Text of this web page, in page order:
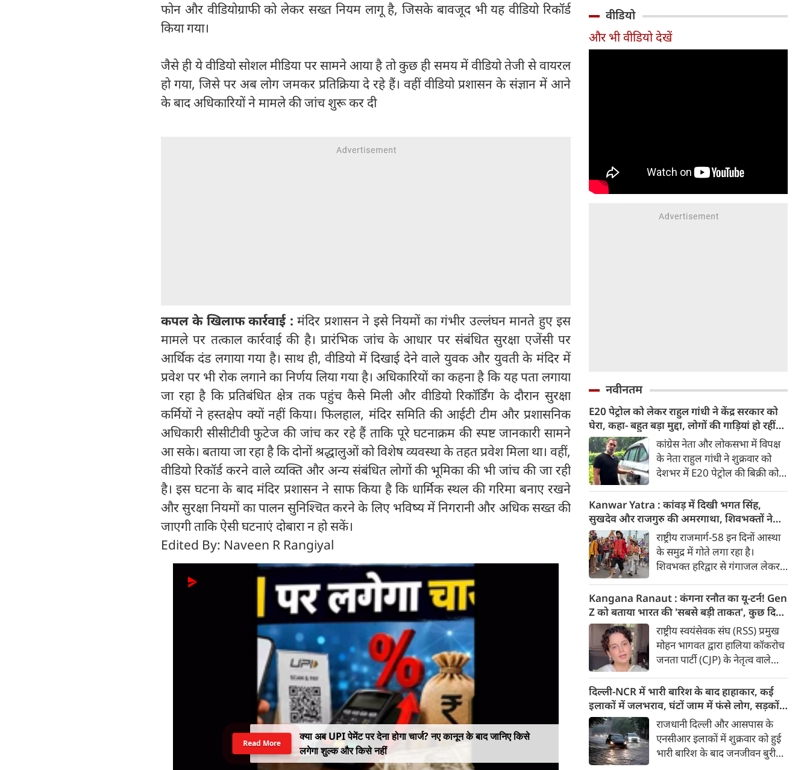
फोन और वीडियोग्राफी को लेकर सख्त नियम लागू है, जिसके बावजूद भी यह वीडियो रिकॉर्ड
किया गया।
जैसे ही ये वीडियो सोशल मीडिया पर सामने आया है तो कुछ ही समय में वीडियो तेजी से वायरल
हो गया, जिसे पर अब लोग जमकर प्रतिक्रिया दे रहे हैं। वहीं वीडियो प्रशासन के संज्ञान में आने
के बाद अधिकारियों ने मामले की जांच शुरू कर दी
कपल के खिलाफ कार्रवाई : मंदिर प्रशासन ने इसे नियमों का गंभीर उल्लंघन मानते हुए इस
मामले पर तत्काल कार्रवाई की है। प्रारंभिक जांच के आधार पर संबंधित सुरक्षा एजेंसी पर
आर्थिक दंड लगाया गया है। साथ ही, वीडियो में दिखाई देने वाले युवक और युवती के मंदिर में
प्रवेश पर भी रोक लगाने का निर्णय लिया गया है। अधिकारियों का कहना है कि यह पता लगाया
जा रहा है कि प्रतिबंधित क्षेत्र तक पहुंच कैसे मिली और वीडियो रिकॉर्डिंग के दौरान सुरक्षा
कर्मियों ने हस्तक्षेप क्यों नहीं किया। फिलहाल, मंदिर समिति की आईटी टीम और प्रशासनिक
अधिकारी सीसीटीवी फुटेज की जांच कर रहे हैं ताकि पूरे घटनाक्रम की स्पष्ट जानकारी सामने
आ सके। बताया जा रहा है कि दोनों श्रद्धालुओं को विशेष व्यवस्था के तहत प्रवेश मिला था। वहीं,
वीडियो रिकॉर्ड करने वाले व्यक्ति और अन्य संबंधित लोगों की भूमिका की भी जांच की जा रही
है। इस घटना के बाद मंदिर प्रशासन ने साफ किया है कि धार्मिक स्थल की गरिमा बनाए रखने
और सुरक्षा नियमों का पालन सुनिश्चित करने के लिए भविष्य में निगरानी और अधिक सख्त की
जाएगी ताकि ऐसी घटनाएं दोबारा न हो सकें।
Edited By: Naveen R Rangiyal
क्या अब UPI पेमेंट पर देना होगा चार्ज? नए कानून के बाद जानिए किसे
लगेगा शुल्क और किसे नहीं
Read More
खरीदते समय किन बातों पर ध्यान
देना चाहिए।
वीडियो
और भी वीडियो देखें
नवीनतम
E20 पेट्रोल को लेकर राहुल गांधी ने केंद्र सरकार को
घेरा, कहा- बहुत बड़ा मुद्दा, लोगों की गाड़ियां हो रहीं
खराब, BJP ने बताया खराब पटकथा
कांग्रेस नेता और लोकसभा में विपक्ष
के नेता राहुल गांधी ने शुक्रवार को
देशभर में E20 पेट्रोल की बिक्री को
दिया। उन्होंने E20 को ‘बहुत बड़ा
मुद्दा’ बताते हुए आरोप लगाया कि
इसके इस्तेमाल से वाहनों को नुकसान
हो रहा है और इसका आर्थिक बोझ
आम उपभोक्ताओं पर पड़ रहा है।
Kanwar Yatra : कांवड़ में दिखी भगत सिंह,
सुखदेव और राजगुरु की अमरगाथा, शिवभक्तों ने
अनोखे अंदाज में दी श्रद्धांजलिराष्ट्रीय राजमार्ग-58 इन दिनों आस्था
के समुद्र में गोते लगा रहा है।
शिवभक्त हरिद्वार से गंगाजल लेकर
है। लाखों शिवभक्तों के बीच रंग-
बिरंगी और आकर्षक कांवड़ें हर किसी
का ध्यान बरबस अपनी ओर खींच रही
हैं। लेकिन ऐसे में जब शिव चौक से
एक गुजरी कांवड़ ने लोगों के दिलों को
गहराई तक छू लिया। यह केवल
कांवड़ नहीं थी, बल्कि देश की
आजादी के अमर सेनानियों को
समर्पित एक चलती-फिरती श्रद्धांजलि
थी।
Kangana Ranaut : कंगना रनौत का यू-टर्न! Gen
Z को बताया भारत की 'सबसे बड़ी ताकत', कुछ दिन
पहले प्रदर्शनकारियों को कहा था 'जेनरेशन गटर'
राष्ट्रीय स्वयंसेवक संघ (RSS) प्रमुख
मोहन भागवत द्वारा हालिया कॉकरोच
जनता पार्टी (CJP) के नेतृत्व वाले
समर्थन दिए जाने के एक दिन बाद
बीजेपी सांसद और अभिनेत्री कंगना
रनौत ने अपने पहले के बयान पर
सफाई दी। उन्होंने अब Gen Z को
भारत की ‘सबसे बड़ी ताकत’ बताया
है। कंगना ने कहा कि कुछ लोगों के
दिल्ली-NCR में भारी बारिश के बाद हाहाकार, कई
इलाकों में जलभराव, घंटों जाम में फंसे लोग, सड़कों
पर भरा कमर तक पानीराजधानी दिल्ली और आसपास के
एनसीआर इलाकों में शुक्रवार को हुई
भारी बारिश के बाद जनजीवन बुरी